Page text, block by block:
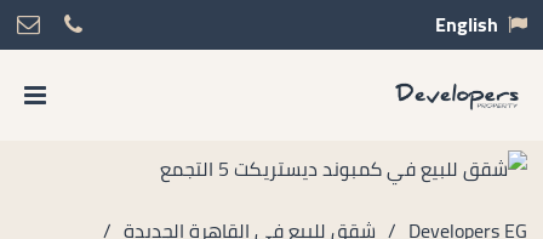
English
Developers EG
/ شقق للبيع في القاهرة الجديدة /